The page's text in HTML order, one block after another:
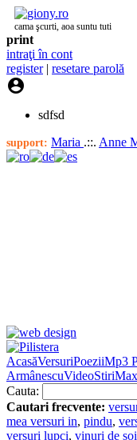
cama şcurti, aoa suntu tuti
print
intraţi în cont
register| resetare parolă

sdfsd
support: Maria .::. Anne
AcasăVersuriPoeziiMp3
ArmânescuVideoStiri
Cauta:
Cautari frecvente:
mea versuri in, pindu,
versuri lupci, vinuri de soi